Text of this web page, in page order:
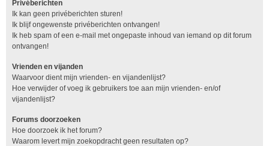
Privéberichten
Ik kan geen privéberichten sturen!
Ik blijf ongewenste privéberichten ontvangen!
Ik heb spam of een e-mail met ongepaste inhoud van iemand op dit forum
ontvangen!
Vrienden en vijanden
Waarvoor dient mijn vrienden- en vijandenlijst?
Hoe verwijder of voeg ik gebruikers toe aan mijn vrienden- en/of
vijandenlijst?
Forums doorzoeken
Hoe doorzoek ik het forum?
Waarom levert mijn zoekopdracht geen resultaten op?